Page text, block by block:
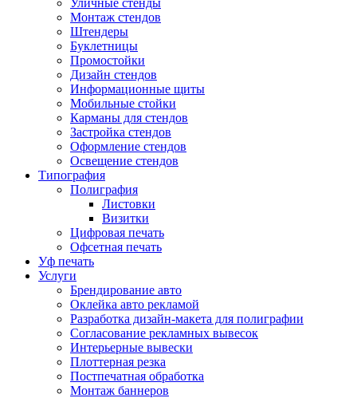
Уличные стенды
Монтаж стендов
Штендеры
Буклетницы
Промостойки
Дизайн стендов
Информационные щиты
Мобильные стойки
Карманы для стендов
Застройка стендов
Оформление стендов
Освещение стендов
Типография
Полиграфия
Листовки
Визитки
Цифровая печать
Офсетная печать
Уф печать
Услуги
Брендирование авто
Оклейка авто рекламой
Разработка дизайн-макета для полиграфии
Согласование рекламных вывесок
Интерьерные вывески
Плоттерная резка
Постпечатная обработка
Монтаж баннеров